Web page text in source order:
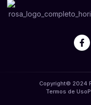
Copyright© 2024
Termos de Uso